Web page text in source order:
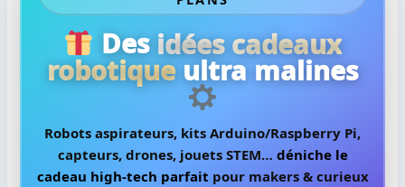
Desidées cadeaux
robotique ultra malines
Robots aspirateurs, kits Arduino/Raspberry Pi,
capteurs, drones, jouets STEM… déniche le
cadeau high-tech parfait pour makers & curieux